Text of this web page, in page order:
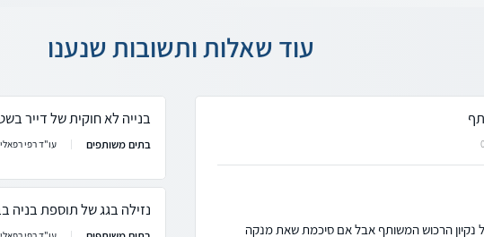
עוד שאלות ותשובות שנענו
נקיון הרכוש המשותף אבל אם סיכמת שאת מנקה
בנייה לא חוקית של דייר
בתים משותפים עו"ד רפי רפאלי
נזילה בגג של תוספת בניה